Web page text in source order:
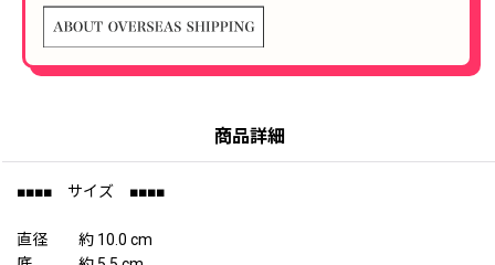
商品詳細
■■■■ サイズ ■■■■
直径 約 10.0 cm